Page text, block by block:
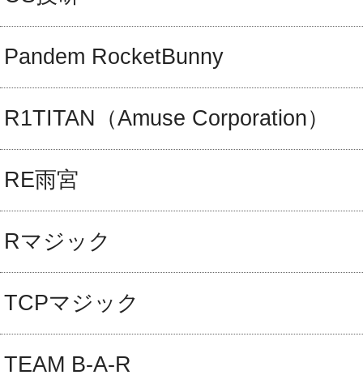
Pandem RocketBunny
R1TITAN（Amuse Corporation）
RE雨宮
Rマジック
TCPマジック
TEAM B-A-R